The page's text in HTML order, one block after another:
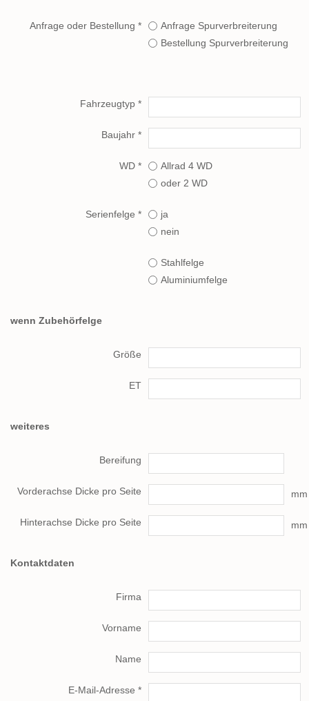
Anfrage oder Bestellung *
Anfrage Spurverbreiterung
Bestellung Spurverbreiterung
Fahrzeugtyp *
Baujahr *
WD *
Allrad 4 WD
oder 2 WD
Serienfelge *
ja
nein
Stahlfelge
Aluminiumfelge
wenn Zubehörfelge
Größe
ET
weiteres
Bereifung
Vorderachse Dicke pro Seite mm
Hinterachse Dicke pro Seite mm
Kontaktdaten
Firma
Vorname
Name
E-Mail-Adresse *